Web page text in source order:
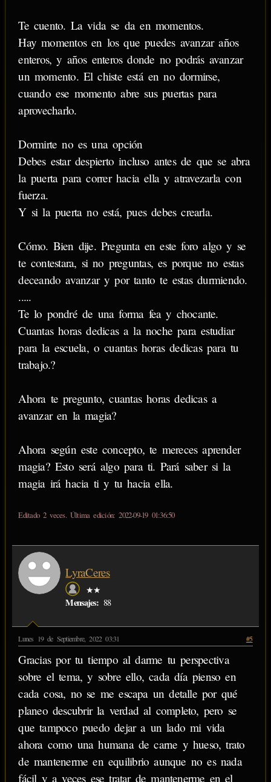
Te cuento. La vida se da en momentos.
Hay momentos en los que puedes avanzar años
enteros, y años enteros donde no podrás avanzar
un momento. El chiste está en no dormirse,
cuando ese momento abre sus puertas para
aprovecharlo.
Dormirte no es una opción
Debes estar despierto incluso antes de que se abra
la puerta para correr hacia ella y atravezarla con
fuerza.
Y si la puerta no está, pues debes crearla.
Cómo. Bien dije. Pregunta en este foro algo y se
te contestara, si no preguntas, es porque no estas
deceando avanzar y por tanto te estas durmiendo.
.....
Te lo pondré de una forma fea y chocante.
Cuantas horas dedicas a la noche para estudiar
para la escuela, o cuantas horas dedicas para tu
trabajo.?
Ahora te pregunto, cuantas horas dedicas a
avanzar en la magia?
Ahora según este concepto, te mereces aprender
magia? Esto será algo para ti. Pará saber si la
magia irá hacia ti y tu hacia ella.
Editado 2 veces. Última edición: 2022-09-19 01:36:50
LyraCeres
★★
Mensajes: 88
Lunes 19 de Septiembre, 2022 03:31 #5
Gracias por tu tiempo al darme tu perspectiva
sobre el tema, y sobre ello, cada día pienso en
cada cosa, no se me escapa un detalle por qué
planeo descubrir la verdad al completo, pero se
que tampoco puedo dejar a un lado mi vida
ahora como una humana de carne y hueso, trato
de mantenerme en equilibrio aunque no es nada
fácil y a veces ese tratar de mantenerme en el